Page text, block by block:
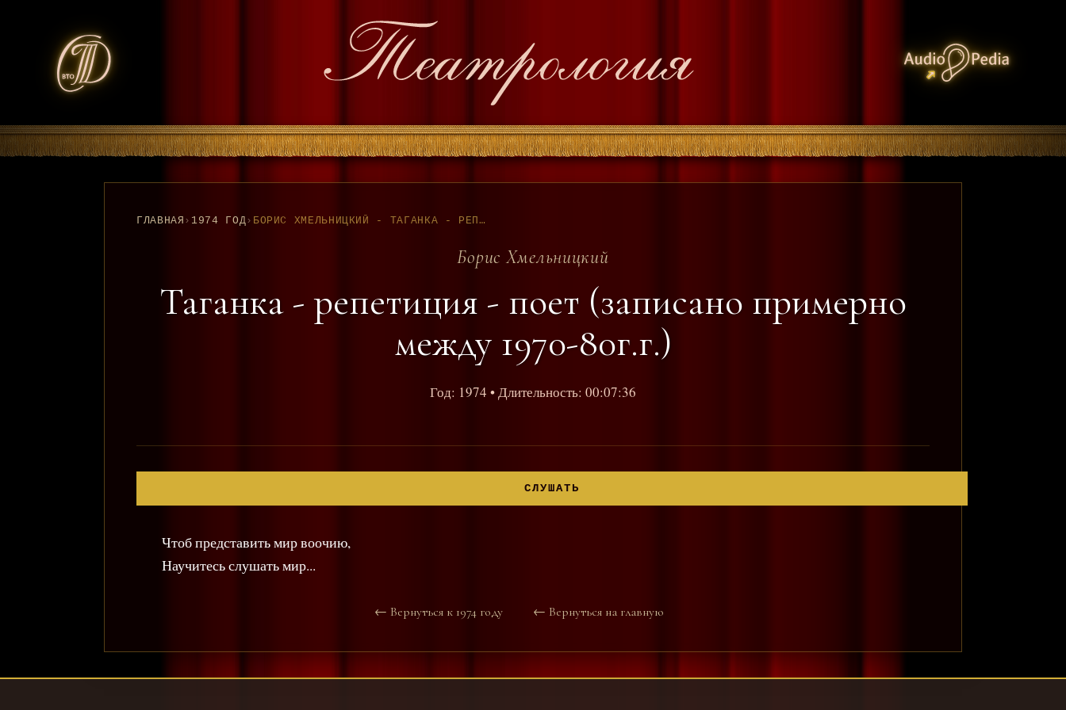
ГЛАВНАЯ › 1974 ГОД› БОРИС ХМЕЛЬНИЦКИЙ - ТАГАНКА - РЕПЕТИЦИЯ - ПОЕТ (ЗАПИСАНО ПРИМЕРНО МЕЖДУ 1970-80Г.Г.)
Борис Хмельницкий
Таганка - репетиция - поет (записано примерно
между 1970-80г.г.)
Год: 1974 • Длительность: 00:07:36
СЛУШАТЬ
Чтоб представить мир воочию,
Научитесь слушать мир...
← Вернуться к 1974 году ← Вернуться на главную